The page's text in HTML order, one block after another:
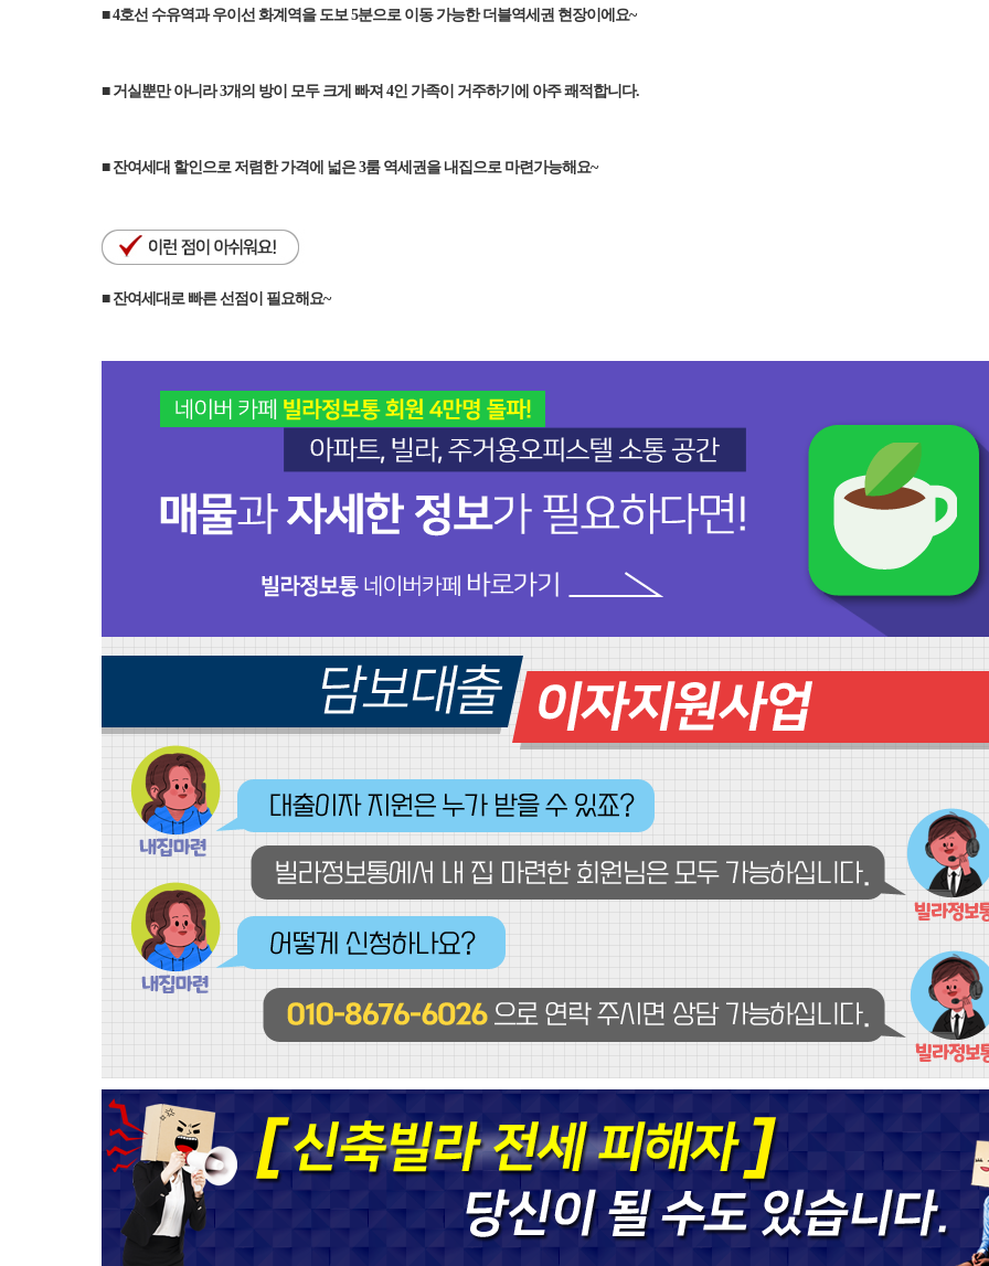
■ 4호선 수유역과 우이선 화계역을 도보 5분으로 이동 가능한 더블역세권 현장이에요~
■ 거실뿐만 아니라 3개의 방이 모두 크게 빠져 4인 가족이 거주하기에 아주 쾌적합니다.
■ 잔여세대 할인으로 저렴한 가격에 넓은 3룸 역세권을 내집으로 마련가능해요~
■ 잔여세대로 빠른 선점이 필요해요~